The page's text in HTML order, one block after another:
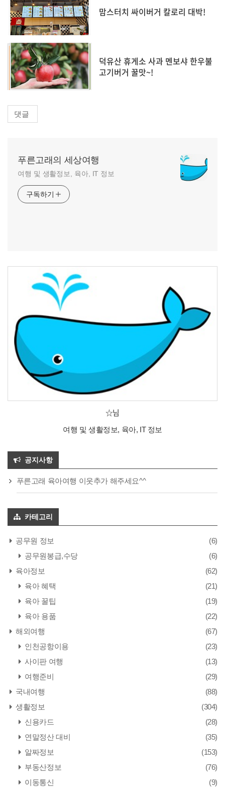
맘스터치 싸이버거 칼로리 대박!
덕유산 휴게소 사과 멘보샤 한우불
고기버거 꿀맛~!
댓글
푸른고래의 세상여행
여행 및 생활정보, 육아, IT 정보
구독하기
☆님
여행 및 생활정보, 육아, IT 정보
공지사항
푸른고래 육아여행 이웃추가 해주세요^^
카테고리
공무원 정보
(6)
공무원봉급,수당
(6)
육아정보
(62)
육아 혜택
(21)
육아 꿀팁
(19)
육아 용품
(22)
해외여행
(67)
인천공항이용
(23)
사이판 여행
(13)
여행준비
(29)
국내여행
(88)
생활정보
(304)
신용카드
(28)
연말정산 대비
(35)
알짜정보
(153)
부동산정보
(76)
이동통신
(9)